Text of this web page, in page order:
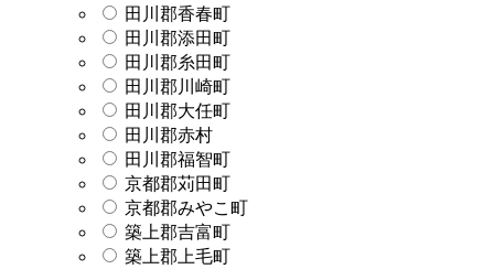
田川郡香春町
田川郡添田町
田川郡糸田町
田川郡川崎町
田川郡大任町
田川郡赤村
田川郡福智町
京都郡苅田町
京都郡みやこ町
築上郡吉富町
築上郡上毛町